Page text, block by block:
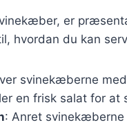
er
hvordan du kan
svinekæberne
en frisk salat for
: Anret